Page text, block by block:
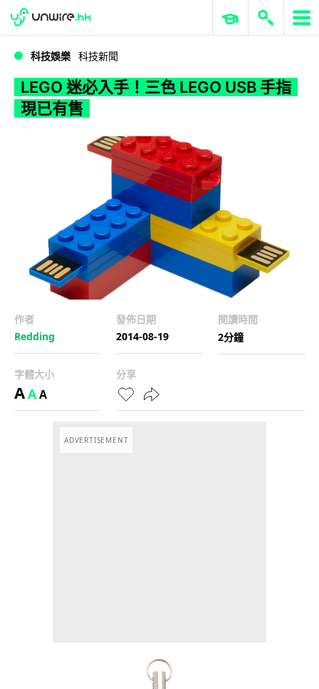
WWDC 2026 ERP 與商業 AI
科技娛樂 科技新聞
LEGO 迷必入手！三色 LEGO USB 手指
現已有售
作者
Redding
發佈日期
2014-08-19
閱讀時間
2分鐘
字體大小
AAA
分享
ADVERTISEMENT